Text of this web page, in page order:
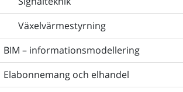
Växelvärmestyrning
BIM – informationsmodellering
Elabonnemang och elhandel